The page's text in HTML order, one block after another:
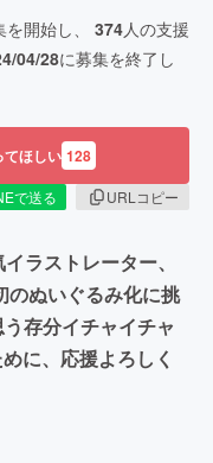
を開始し、 374人の支援
04/28に募集を終了し
てほしい 128
で送る
URLコピー
ラストレーター、
のぬいぐるみ化に挑
存分イチャイチャ
に、応援よろしく